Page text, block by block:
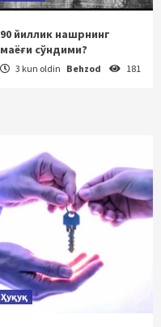
90 йиллик нашрнинг
маёғи сўндими?
3 kun oldin Behzod 181
Ҳуқуқ